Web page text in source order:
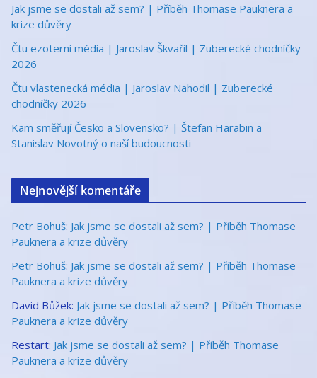
Jak jsme se dostali až sem? | Příběh Thomase Pauknera a
krize důvěry
Čtu ezoterní média | Jaroslav Škvařil | Zuberecké chodníčky
2026
Čtu vlastenecká média | Jaroslav Nahodil | Zuberecké
chodníčky 2026
Kam směřují Česko a Slovensko? | Štefan Harabin a
Stanislav Novotný o naší budoucnosti
Nejnovější komentáře
Petr Bohuš: Jak jsme se dostali až sem? | Příběh Thomase
Pauknera a krize důvěry
Petr Bohuš: Jak jsme se dostali až sem? | Příběh Thomase
Pauknera a krize důvěry
David Bůžek: Jak jsme se dostali až sem? | Příběh Thomase
Pauknera a krize důvěry
Restart: Jak jsme se dostali až sem? | Příběh Thomase
Pauknera a krize důvěry